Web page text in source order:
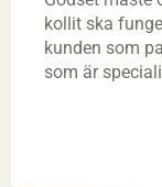
kollit ska
kunden som
som är